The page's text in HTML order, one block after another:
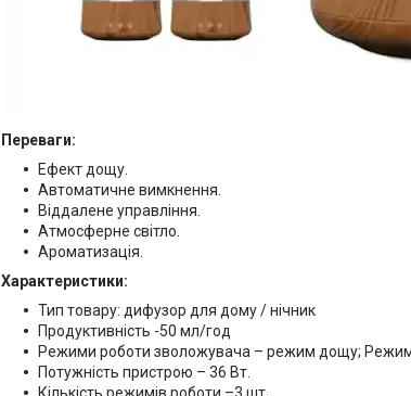
Переваги:
Ефект дощу.
Автоматичне вимкнення.
Віддалене управління.
Атмосферне світло.
Ароматизація.
Характеристики:
Тип товару: дифузор для дому / нічник
Продуктивність -50 мл/год
Режими роботи зволожувача – режим дощу;
Потужність пристрою – 36 Вт.